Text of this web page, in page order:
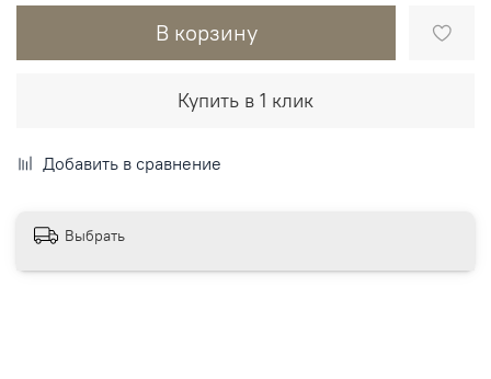
В корзину
Купить в 1 клик
Добавить в сравнение
Выбрать